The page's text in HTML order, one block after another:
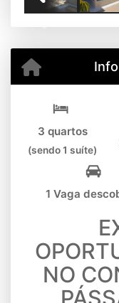
3 quartos
(sendo 1 suíte)
1 Vaga
NO